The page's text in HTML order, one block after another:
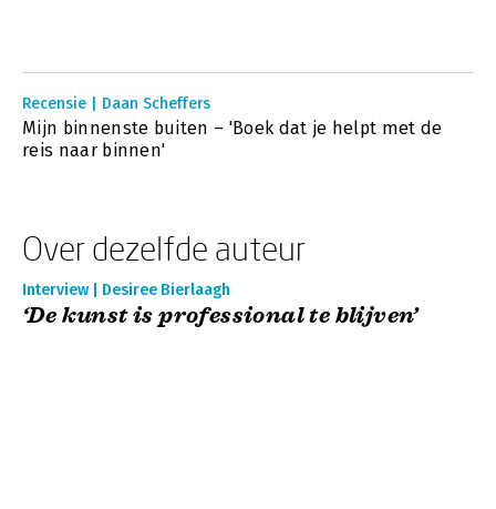
Recensie | Daan Scheffers
Mijn binnenste buiten – 'Boek dat je helpt met de
reis naar binnen'
Over dezelfde auteur
Interview | Desiree Bierlaagh
‘De kunst is professional te blijven’